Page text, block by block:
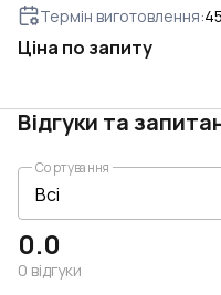
Термін виготовлення:45
Ціна по запиту
Відгуки та
0.0
0 відгуки
Сортування